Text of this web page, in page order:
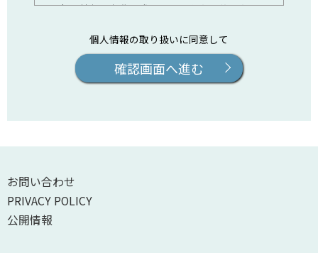
個人情報は収集の際に明示された目的のた
［個人のお客様の情報］
1-1. 各サービスのご利用者の情報
お申し込みいただいたサービスのご提
三者へ提供することがございます。詳細は
「2-1．各サービスのご利用にあたっての第
三者への提供」をご覧ください。
個人情報の取り扱いに同意して
確認画面へ進む
お問い合わせ
PRIVACY POLICY
公開情報